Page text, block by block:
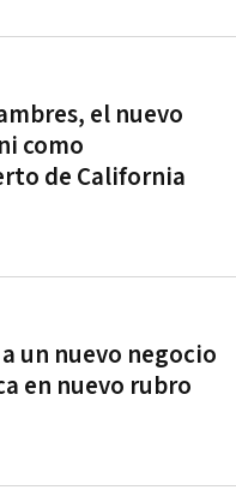
el nuevo
como
de California
un nuevo negocio
en nuevo rubro